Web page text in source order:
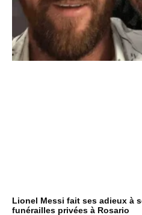
Lionel Messi fait ses adieux à
funérailles privées à Rosario